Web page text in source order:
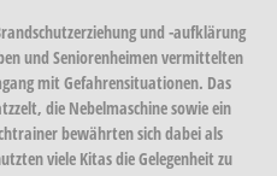
und -aufklärung
und Seniorenheimen vermittelten
mit Gefahrensituationen. Das
die Nebelmaschine sowie ein
bewährten sich dabei als
viele Kitas die Gelegenheit zu